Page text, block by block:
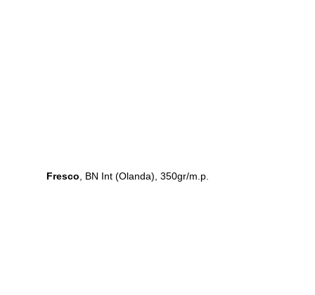
Fresco , BN Int (Olanda), 350gr/m.p.